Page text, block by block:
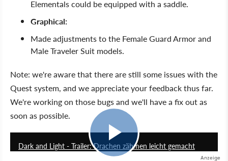
Elementals could be equipped with a saddle.
Graphical:
Made adjustments to the Female Guard Armor and
Male Traveler Suit models.
Note: we're aware that there are still some issues with the
Quest system, and we appreciate your feedback thus far.
We're working on those bugs and we'll have a fix out as
soon as possible.
Dark and Light - Trailer: Drachen zähmen leicht gemacht